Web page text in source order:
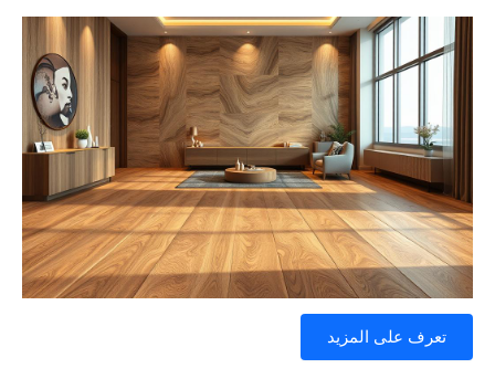
تعرف على المزيد